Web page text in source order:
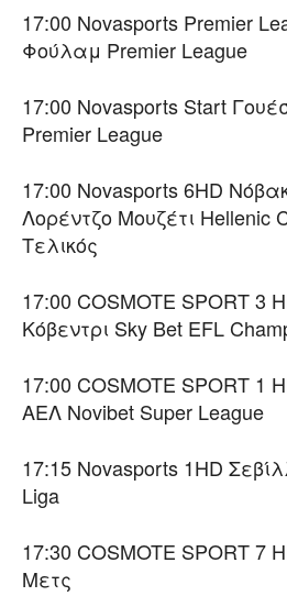
17:00 Novasports Premier
Φούλαμ Premier League
17:00 Novasports Start
Premier League
17:00 Novasports 6HD
Λορέντζο Μουζέτι Hellenic
Τελικός
17:00 COSMOTE SPORT 3
Κόβεντρι Sky Bet EFL
17:00 COSMOTE SPORT 1
ΑΕΛ Novibet Super League
17:15 Novasports 1HD
Liga
17:30 COSMOTE SPORT 7
Μετς